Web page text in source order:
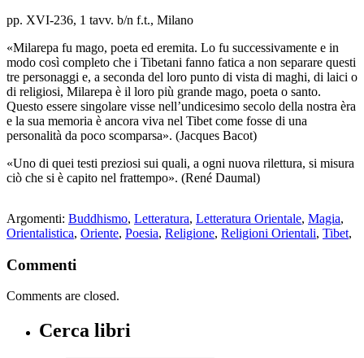
pp. XVI-236, 1 tavv. b/n f.t., Milano
«Milarepa fu mago, poeta ed eremita. Lo fu successivamente e in
modo così completo che i Tibetani fanno fatica a non separare questi
tre personaggi e, a seconda del loro punto di vista di maghi, di laici o
di religiosi, Milarepa è il loro più grande mago, poeta o santo.
Questo essere singolare visse nell’undicesimo secolo della nostra èra
e la sua memoria è ancora viva nel Tibet come fosse di una
personalità da poco scomparsa». (Jacques Bacot)
«Uno di quei testi preziosi sui quali, a ogni nuova rilettura, si misura
ciò che si è capito nel frattempo». (René Daumal)
Argomenti: Buddhismo, Letteratura, Letteratura Orientale, Magia,
Orientalistica, Oriente, Poesia, Religione, Religioni Orientali, Tibet,
Commenti
Comments are closed.
Cerca libri